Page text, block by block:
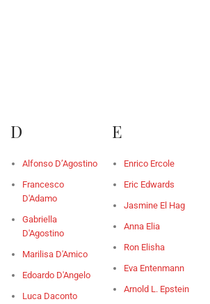
D
Alfonso D’Agostino
Francesco
D'Adamo
Gabriella
D'Agostino
Marilisa D'Amico
Edoardo D'Angelo
Luca Daconto
E
Enrico Ercole
Eric Edwards
Jasmine El Hag
Anna Elia
Ron Elisha
Eva Entenmann
Arnold L. Epstein